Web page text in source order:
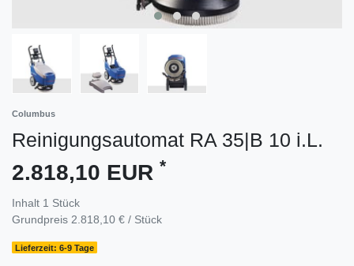
Columbus
Reinigungsautomat RA 35|B 10 i.L.
2.818,10 EUR *
Inhalt 1 Stück
Grundpreis 2.818,10 € / Stück
Lieferzeit: 6-9 Tage